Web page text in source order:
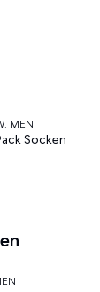
MEN
Socken